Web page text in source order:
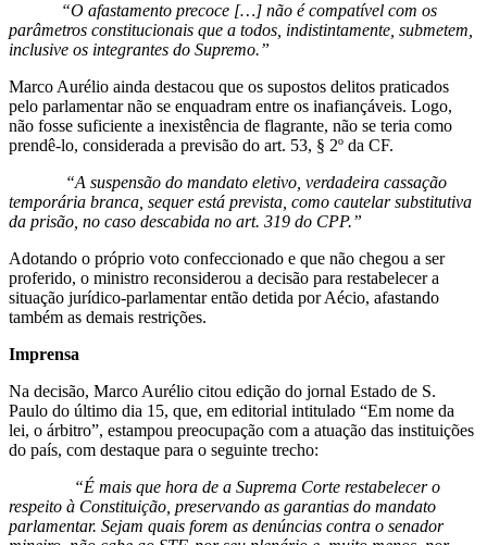
“O afastamento precoce […] não é compatível com os
parâmetros constitucionais que a todos, indistintamente, submetem,
inclusive os integrantes do Supremo.”
Marco Aurélio ainda destacou que os supostos delitos praticados
pelo parlamentar não se enquadram entre os inafiançáveis. Logo,
não fosse suficiente a inexistência de flagrante, não se teria como
prendê-lo, considerada a previsão do art. 53, § 2º da CF.
“A suspensão do mandato eletivo, verdadeira cassação
temporária branca, sequer está prevista, como cautelar substitutiva
da prisão, no caso descabida no art. 319 do CPP.”
Adotando o próprio voto confeccionado e que não chegou a ser
proferido, o ministro reconsiderou a decisão para restabelecer a
situação jurídico-parlamentar então detida por Aécio, afastando
também as demais restrições.
Imprensa
Na decisão, Marco Aurélio citou edição do jornal Estado de S.
Paulo do último dia 15, que, em editorial intitulado “Em nome da
lei, o árbitro”, estampou preocupação com a atuação das instituições
do país, com destaque para o seguinte trecho:
“É mais que hora de a Suprema Corte restabelecer o
respeito à Constituição, preservando as garantias do mandato
parlamentar. Sejam quais forem as denúncias contra o senador